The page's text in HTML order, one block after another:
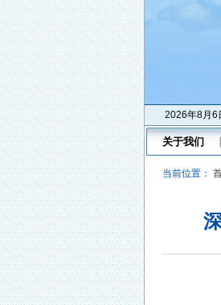
2026年8月6
关于我们
当前位置：